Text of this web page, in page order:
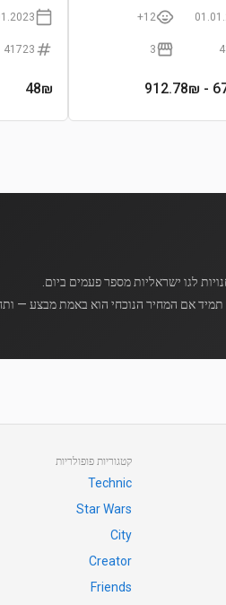
12+
3
- 912.78₪
41723
48₪
אם המחיר הנוכחי הוא באמת מבצע —
קטגוריות פופולריות
Technic
Star Wars
City
Creator
Friends